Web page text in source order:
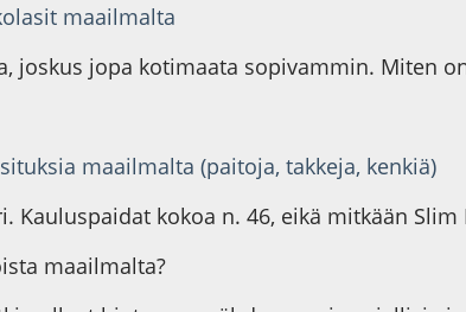
maailmalta
joskus jopa kotimaata sopivammin. Miten
maailmalta (paitoja, takkeja, kenkiä)
Kauluspaidat kokoa n. 46, eikä mitkään
maailmalta?